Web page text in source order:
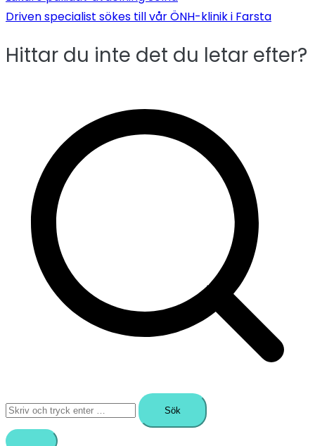
Driven specialist sökes till vår ÖNH-klinik i Farsta
Hittar du inte det du letar efter?
Sök
efter: